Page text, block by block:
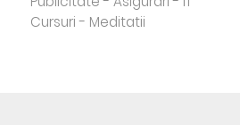
Cursuri - Meditatii